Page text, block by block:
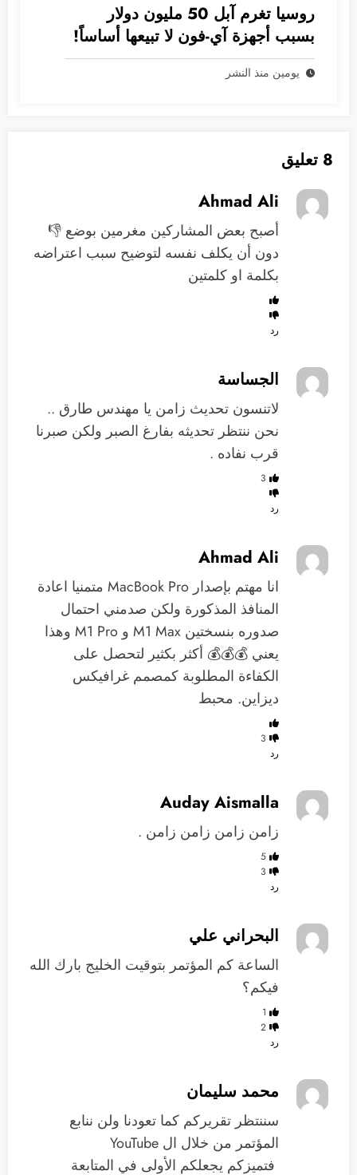
روسيا تغرم آبل 50 مليون دولار
بسبب أجهزة آي-فون لا تبيعها أساساً!
يومين منذ النشر
8 تعليق
Ahmad Ali
أصبح بعض المشاركين مغرمين بوضع 👎
دون أن يكلف نفسه لتوضيح سبب اعتراضه
بكلمة او كلمتين
رد
الجساسة
لاتنسون تحديث زامن يا مهندس طارق ..
نحن ننتظر تحديثه بفارغ الصبر ولكن صبرنا
قرب نفاده .
3
رد
Ahmad Ali
انا مهتم بإصدار MacBook Pro متمنيا اعادة
المنافذ المذكورة ولكن صدمني احتمال
صدوره بنسختين M1 Max و M1 Pro وهذا
يعني 💰💰💰 أكثر بكثير لتحصل على
الكفاءة المطلوبة كمصمم غرافيكس
ديزاين. محبط
3
رد
Auday Aismalla
زامن زامن زامن زامن .
5
3
رد
البحراني علي
الساعة كم المؤتمر بتوقيت الخليج بارك الله
فيكم؟
1
2
رد
محمد سليمان
‏سننتظر تقريركم كما تعودنا ولن ننابع
المؤتمر من خلال ال YouTube
‏ ‏فتميزكم يجعلكم الأولى في المتابعة